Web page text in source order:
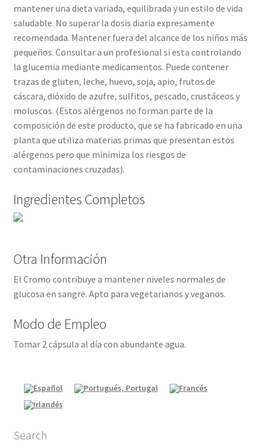
mantener una dieta variada, equilibrada y un estilo de vida
saludable. No superar la dosis diaria expresamente
recomendada. Mantener fuera del alcance de los niños más
pequeños. Consultar a un profesional si esta controlando
la glucemia mediante medicamentos. Puede contener
trazas de gluten, leche, huevo, soja, apio, frutos de
cáscara, dióxido de azufre, sulfitos, pescado, crustáceos y
moluscos. (Estos alérgenos no forman parte de la
composición de este producto, que se ha fabricado en una
planta que utiliza materias primas que presentan estos
alérgenos pero que minimiza los riesgos de
contaminaciones cruzadas).
Ingredientes Completos
Otra Información
El Cromo contribuye a mantener niveles normales de
glucosa en sangre. Apto para vegetarianos y veganos.
Modo de Empleo
Tomar 2 cápsula al día con abundante agua.
Search